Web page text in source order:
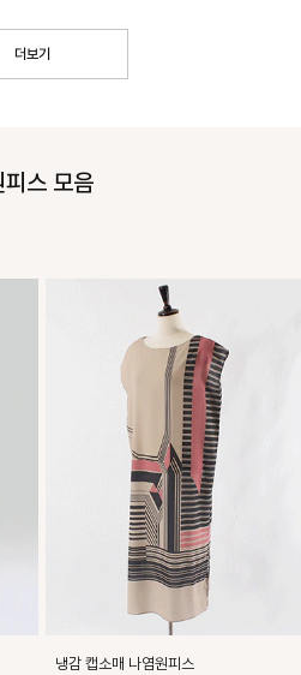
더보기
스 모음
냉감 캡소매 나염원피스